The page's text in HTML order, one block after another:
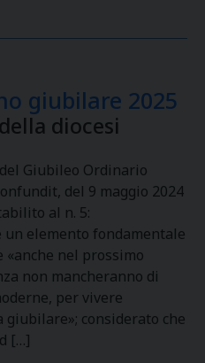
giubilare 2025
diocesi
Giubileo Ordinario
del 9 maggio 2024
al n. 5:
elemento fondamentale
nel prossimo
non mancheranno di
per vivere
giubilare»; considerato che
[…]